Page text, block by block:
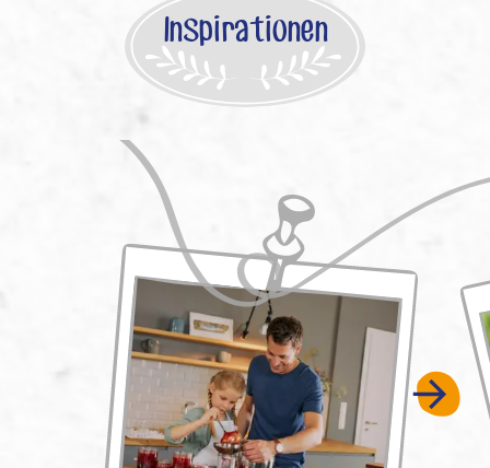
Inspirationen